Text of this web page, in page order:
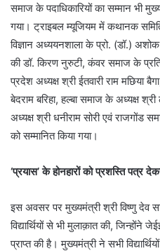
समाज के पदाधिकारियों का सम्मान भी
गया। ट्राइबल म्यूजियम में कथानक
विज्ञान अध्ययनशाला के प्रो. (डॉ.)
की डॉ. किरण नुरुटी, कंवर समाज के
प्रदेश अध्यक्ष श्री ईतवारी राम मछिया
बेदराम बरिहा, हल्बा समाज के अध्यक्ष
अध्यक्ष श्री धनीराम सोरी एवं राजगोंड
को सम्मानित किया गया।
‘प्रयास’ के होनहारों को प्रशस्ति पत्र
इस अवसर पर मुख्यमंत्री श्री विष्णु देव
विद्यार्थियों से भी मुलाक़ात की, जिन्होंने
प्राप्त की है। मुख्यमंत्री ने सभी